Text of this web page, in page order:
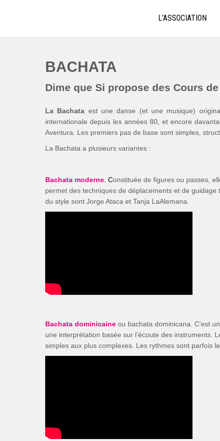
ECOLE DE BACHATA,
Bachata, Salsa, Kizomba ! La référence à LyonL’ASSOCIATION
BACHATA
Dime que Si propose des Cours
La Bachata est une danse (et une musique)
internationale depuis les années 80, et encore
Aventura. Les premiers pas de base sont simples,
La Bachata a plusieurs variantes :
Bachata moderne . Constituée de figures ou passes,
permet des techniques de déplacements et de
du style sont Jorge Ataca et Tanja LaAlemana.
Bachata dominicaine ou bachata dominicana. C’est
une interprétation basée sur l’écoute des instruments.
simples aux plus complexes. Les rythmes sont parfois